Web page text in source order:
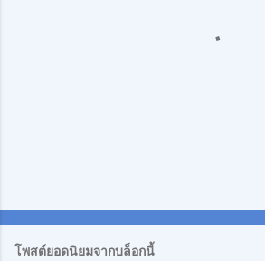
แ
ส
ด
โพสต์ยอดนิยมจากบล็อกนี้